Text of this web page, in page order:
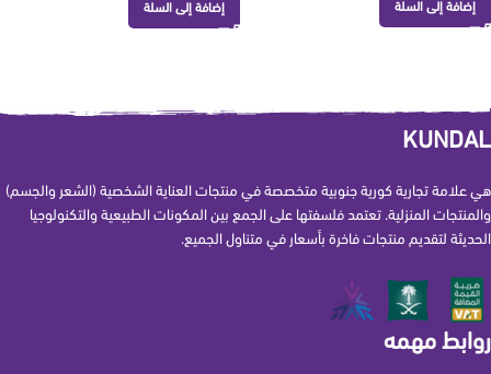
إضافة إلى السلة إضافة إلى السلة
KUNDAL
هي علامة تجارية كورية جنوبية متخصصة في منتجات العناية الشخصية (الشعر والجسم)
والمنتجات المنزلية. تعتمد فلسفتها على الجمع بين المكونات الطبيعية والتكنولوجيا
الحديثة لتقديم منتجات فاخرة بأسعار في متناول الجميع.
روابط مهمه